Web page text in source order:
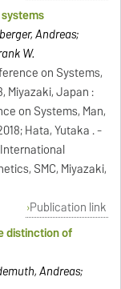
Andreas;
W.
on Systems,
Miyazaki, Japan :
on Systems, Man,
Hata, Yutaka . -
International
SMC, Miyazaki,
Publication link
distinction of
Andreas;